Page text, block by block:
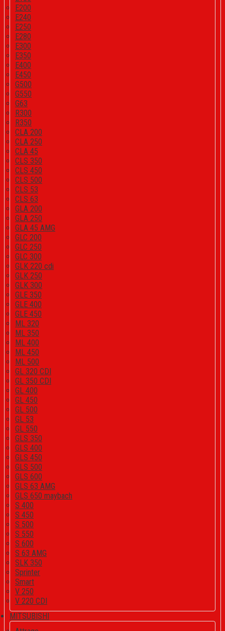
E200
E240
E250
E280
E300
E350
E400
E450
G500
G550
G63
R300
R350
CLA 200
CLA 250
CLA 45
CLS 350
CLS 450
CLS 500
CLS 53
CLS 63
GLA 200
GLA 250
GLA 45 AMG
GLC 200
GLC 250
GLC 300
GLK 220 cdi
GLK 250
GLK 300
GLE 350
GLE 400
GLE 450
ML 320
ML 350
ML 400
ML 450
ML 500
GL 320 CDI
GL 350 CDI
GL 400
GL 450
GL 500
GL 53
GL 550
GLS 350
GLS 400
GLS 450
GLS 500
GLS 600
GLS 63 AMG
GLS 650 maybach
S 400
S 450
S 500
S 550
S 600
S 63 AMG
SLK 350
Sprinter
Smart
V 250
V 220 CDI
MITSUBISHI